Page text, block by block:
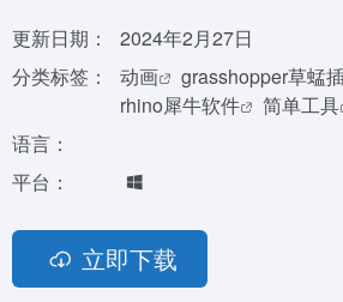
更新日期：
2024年2月27日
分类标签：
动画 grasshopper草蜢
rhino犀牛软件
简单工具
语言：
平台：
立即下载